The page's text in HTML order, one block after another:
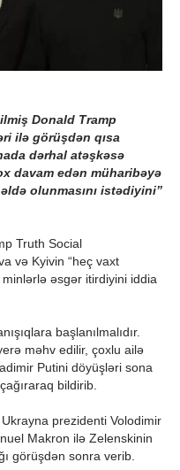
Donald Tramp
ilə görüşdən qısa
dərhal atəşkəsə
davam edən müharibəyə
olunmasını istədiyini”
Truth Social
və Kyivin “heç vaxt
əsgər itirdiyini iddia
başlanılmalıdır.
məhv edilir, çoxlu ailə
Putini döyüşləri sona
bildirib.
prezidenti Volodimir
Makron ilə Zelenskinin
görüşdən sonra verib.